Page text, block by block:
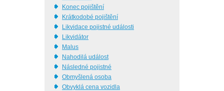
Konec pojištění
Krátkodobé pojištění
Likvidace pojistné události
Likvidátor
Malus
Nahodilá událost
Následné pojistné
Obmyšlená osoba
Obvyklá cena vozidla